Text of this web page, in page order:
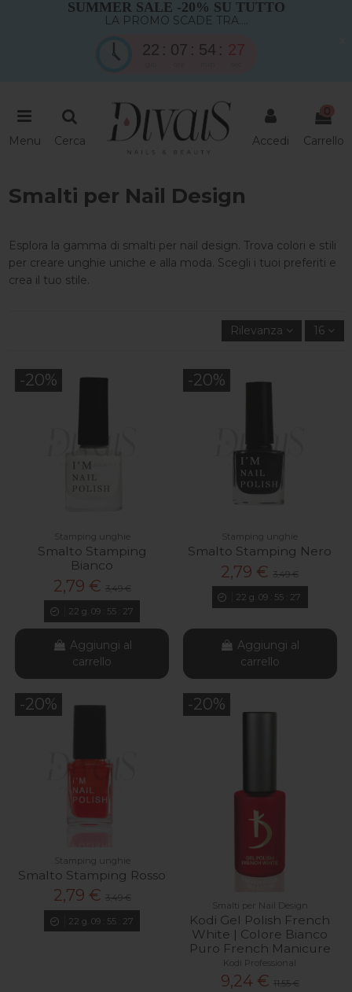
SUMMER SALE -20% SU TUTTO
LA PROMO SCADE TRA....
22 07 54 26
Menu Cerca Accedi
0
Carrello
Smalti per Nail Design
Esplora la gamma di smalti per nail design. Trova colori e stili
per creare unghie uniche e alla moda. Scegli i tuoi preferiti e
crea il tuo stile.
Rilevanza 16
-20%
Stamping unghie
Smalto Stamping
Bianco
2,79 € 3,49 €
22 g. 09 55 26
Aggiungi al
carrello
-20%
Stamping unghie
Smalto Stamping Nero
2,79 € 3,49 €
22 g. 09 55 26
Aggiungi al
carrello
-20%
Stamping unghie
Smalto Stamping Rosso
2,79 € 3,49 €
22 g. 09 55 26
-20%
Smalti per Nail Design
Kodi Gel Polish French
White | Colore Bianco
Puro French Manicure
Kodi Professional
9,24 € 11,55 €